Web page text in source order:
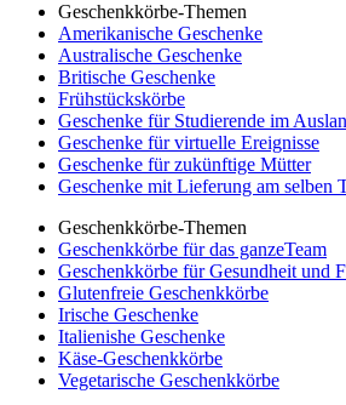
Geschenkkörbe-Themen
Amerikanische Geschenke
Australische Geschenke
Britische Geschenke
Frühstückskörbe
Geschenke für Studierende im
Geschenke für virtuelle Ereignisse
Geschenke für zukünftige Mütter
Geschenke mit Lieferung am selben
Geschenkkörbe-Themen
Geschenkkörbe für das ganzeTeam
Geschenkkörbe für Gesundheit und
Glutenfreie Geschenkkörbe
Irische Geschenke
Italienishe Geschenke
Käse-Geschenkkörbe
Vegetarische Geschenkkörbe